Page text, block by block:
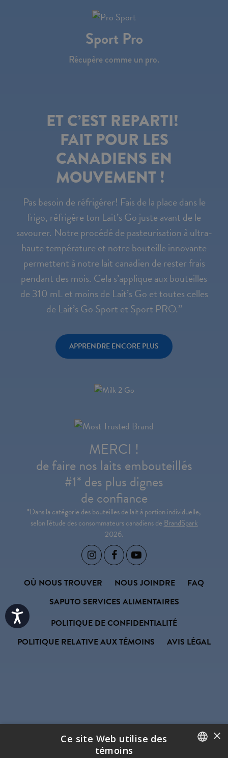
Accessibility
Sport Pro
Récupère comme un pro.
ET C’EST REPARTI!
FAIT POUR LES
CANADIENS EN
MOUVEMENT !
Pas besoin de réfrigérer! Fais de la place dans le
frigo, réfrigère ton Lait’s Go juste avant de le
savourer. Notre procédé de pasteurisation à ultra-
haute température et notre bouteille innovante
permettent à notre lait canadien de rester frais
pendant des mois. Cela s’applique aux bouteilles
de 310 mL et moins de Lait’s Go et toutes celles
de Lait’s Go Sport et Sport PRO.’’
APPRENDRE ENCORE PLUS
MERCI !
de faire nos laits embouteillés
#1* des plus dignes
de confiance
*Dans la catégorie des bouteilles de lait à portion individuelle,
selon l'étude des consommateurs canadiens de BrandSpark
2026.
  
OÙ NOUS TROUVER NOUS JOINDRE
FAQ
SAPUTO SERVICES ALIMENTAIRES
POLITIQUE DE CONFIDENTIALITÉ
POLITIQUE RELATIVE AUX TÉMOINS
AVIS LÉGAL
×
Ce site Web utilise des
témoins